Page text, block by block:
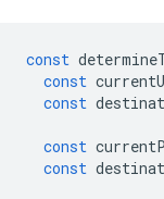
const
const
const
const
const